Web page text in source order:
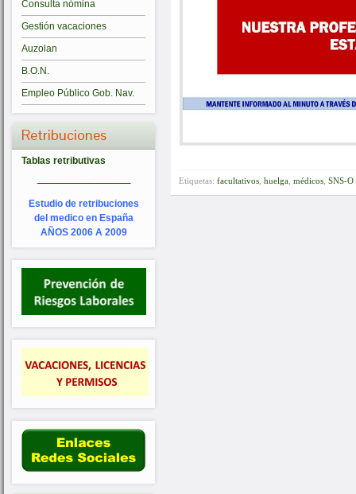
Consulta nómina
Gestión vacaciones
Auzolan
B.O.N.
Empleo Público Gob. Nav.
Retribuciones
Tablas retributivas
Estudio de retribuciones
del medico en España
AÑOS 2006 A 2009
Etiquetas: facultativos, huelga, médicos, SNS-O